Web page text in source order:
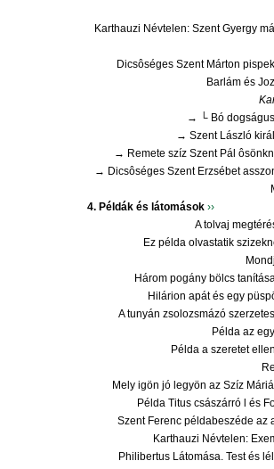
Karthauzi Névtelen: Szent Gyergy
Dicsôséges Szent Márton
Barlám és
→ └ Bó
→ Szent László
→ Remete szíz Szent Pál
→ Dicsôséges Szent Erzsébet
4. Példák és látomások ››
A tolvaj
Ez példa olvastatik
Három pogány bölcs
Hilárion apát és egy
A tunyán zsolozsmázó
Példa az
Példa a szeretet
Mely igön jó legyön az Szíz
Példa Titus császárró l és
Szent Ferenc példabeszéde az
Karthauzi Névtelen:
Philibertus Látomása. Test és